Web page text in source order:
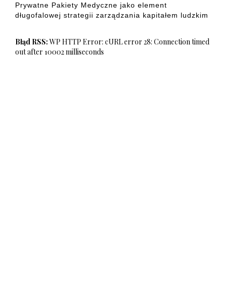
Prywatne Pakiety Medyczne jako element
długofalowej strategii zarządzania kapitałem ludzkim
Błąd RSS:WP HTTP Error: cURL error 28: Connection timed
out after 10002 milliseconds